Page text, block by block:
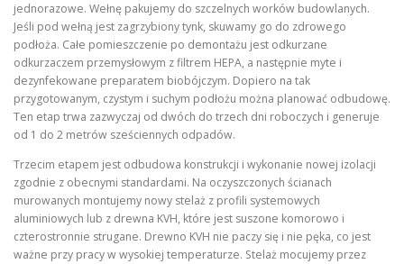
jednorazowe. Wełnę pakujemy do szczelnych worków budowlanych.
Jeśli pod wełną jest zagrzybiony tynk, skuwamy go do zdrowego
podłoża. Całe pomieszczenie po demontażu jest odkurzane
odkurzaczem przemysłowym z filtrem HEPA, a następnie myte i
dezynfekowane preparatem biobójczym. Dopiero na tak
przygotowanym, czystym i suchym podłożu można planować odbudowę.
Ten etap trwa zazwyczaj od dwóch do trzech dni roboczych i generuje
od 1 do 2 metrów sześciennych odpadów.
Trzecim etapem jest odbudowa konstrukcji i wykonanie nowej izolacji
zgodnie z obecnymi standardami. Na oczyszczonych ścianach
murowanych montujemy nowy stelaż z profili systemowych
aluminiowych lub z drewna KVH, które jest suszone komorowo i
czterostronnie strugane. Drewno KVH nie paczy się i nie pęka, co jest
ważne przy pracy w wysokiej temperaturze. Stelaż mocujemy przez